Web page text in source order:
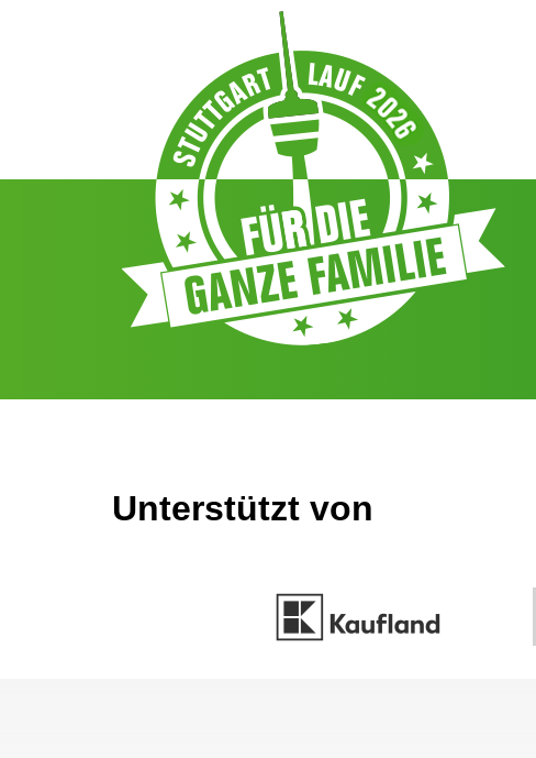
Unterstützt von